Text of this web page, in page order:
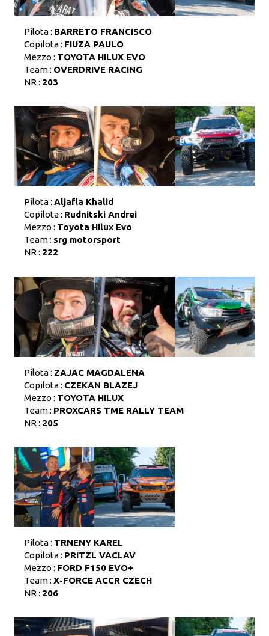
Pilota : BARRETO FRANCISCO
Copilota : FIUZA PAULO
Mezzo : TOYOTA HILUX EVO
Team : OVERDRIVE RACING
NR : 203
Pilota : Aljafla Khalid
Copilota : Rudnitski Andrei
Mezzo : Toyota Hilux Evo
Team : srg motorsport
NR : 222
Pilota : ZAJAC MAGDALENA
Copilota : CZEKAN BLAZEJ
Mezzo : TOYOTA HILUX
Team : PROXCARS TME RALLY TEAM
NR : 205
Pilota : TRNENY KAREL
Copilota : PRITZL VACLAV
Mezzo : FORD F150 EVO+
Team : X-FORCE ACCR CZECH
NR : 206